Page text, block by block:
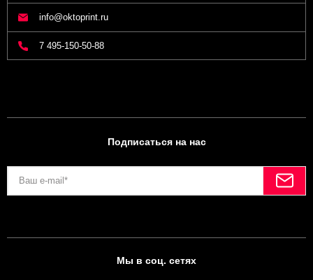
info@oktoprint.ru
7 495-150-50-88
Подписаться на нас
Мы в соц. сетях